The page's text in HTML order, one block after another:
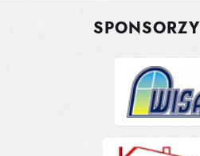
SPONSORZY